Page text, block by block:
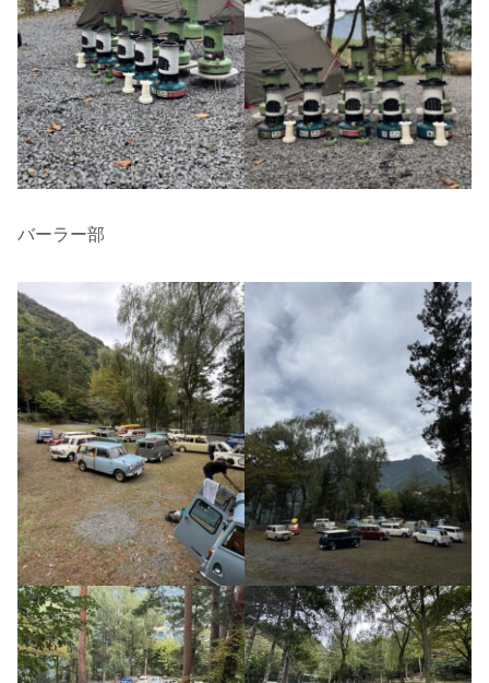
バーラー部